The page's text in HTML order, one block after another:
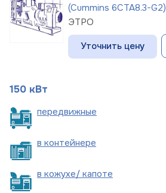
(Cummins 6CTA8.3-G2)
ЭТРО
Уточнить цену
150 кВт
передвижные
в контейнере
в кожухе/ капоте